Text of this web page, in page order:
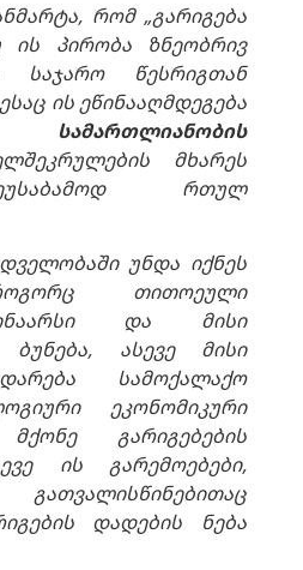
რომ „გარიგება
ის პირობა
ზნეობრივ
საჯარო
წესრიგთან
ის ეწინააღმდეგება
სამართლიანობის
მხარეს
რთულ
უნდა იქნეს
თითოეული
და
მისი
ბუნება, ასევე
მისი
სამოქალაქო
ეკონომიკური
მქონე
გარიგებების
ის გარემოებები,
გათვალისწინებითაც
დადების
ნება